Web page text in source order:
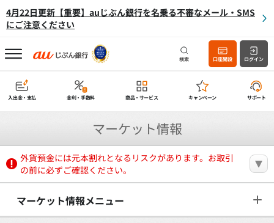
4月22日更新【重要】auじぶん銀行を名乗る不審なメール・SMS
にご注意ください
検索 口座開設 ログイン
入出金・支払 金利・手数料 商品・サービス キャンペーン サポート
マーケット情報
外貨預金には元本割れとなるリスクがあります。お取引
の前に必ずご確認ください。
マーケット情報メニュー